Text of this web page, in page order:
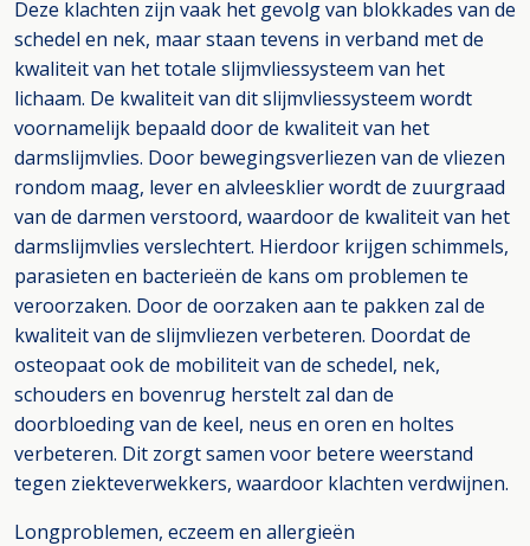
Deze klachten zijn vaak het gevolg van blokkades van de
schedel en nek, maar staan tevens in verband met de
kwaliteit van het totale slijmvliessysteem van het
lichaam. De kwaliteit van dit slijmvliessysteem wordt
voornamelijk bepaald door de kwaliteit van het
darmslijmvlies. Door bewegingsverliezen van de vliezen
rondom maag, lever en alvleesklier wordt de zuurgraad
van de darmen verstoord, waardoor de kwaliteit van het
darmslijmvlies verslechtert. Hierdoor krijgen schimmels,
parasieten en bacterieën de kans om problemen te
veroorzaken. Door de oorzaken aan te pakken zal de
kwaliteit van de slijmvliezen verbeteren. Doordat de
osteopaat ook de mobiliteit van de schedel, nek,
schouders en bovenrug herstelt zal dan de
doorbloeding van de keel, neus en oren en holtes
verbeteren. Dit zorgt samen voor betere weerstand
tegen ziekteverwekkers, waardoor klachten verdwijnen.
Longproblemen, eczeem en allergieën